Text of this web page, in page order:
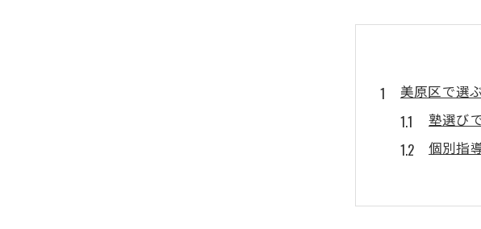
美原区で選
塾選び
個別指
自学型
通いや